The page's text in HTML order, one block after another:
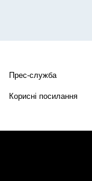
Прес-служба
Корисні посилання